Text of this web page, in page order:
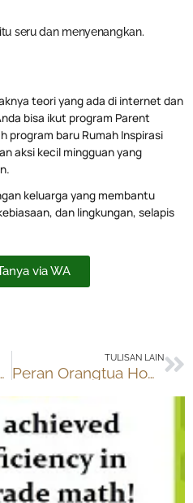
seru dan menyenangkan.
teori yang ada di internet dan
bisa ikut program Parent
program baru Rumah Inspirasi
aksi kecil mingguan yang
keluarga yang membantu
dan lingkungan, selapis
via WA
buku “Sahroni”
TULISAN LAIN
Peran Orangtua Homeschooling: Fasilitator & Coach